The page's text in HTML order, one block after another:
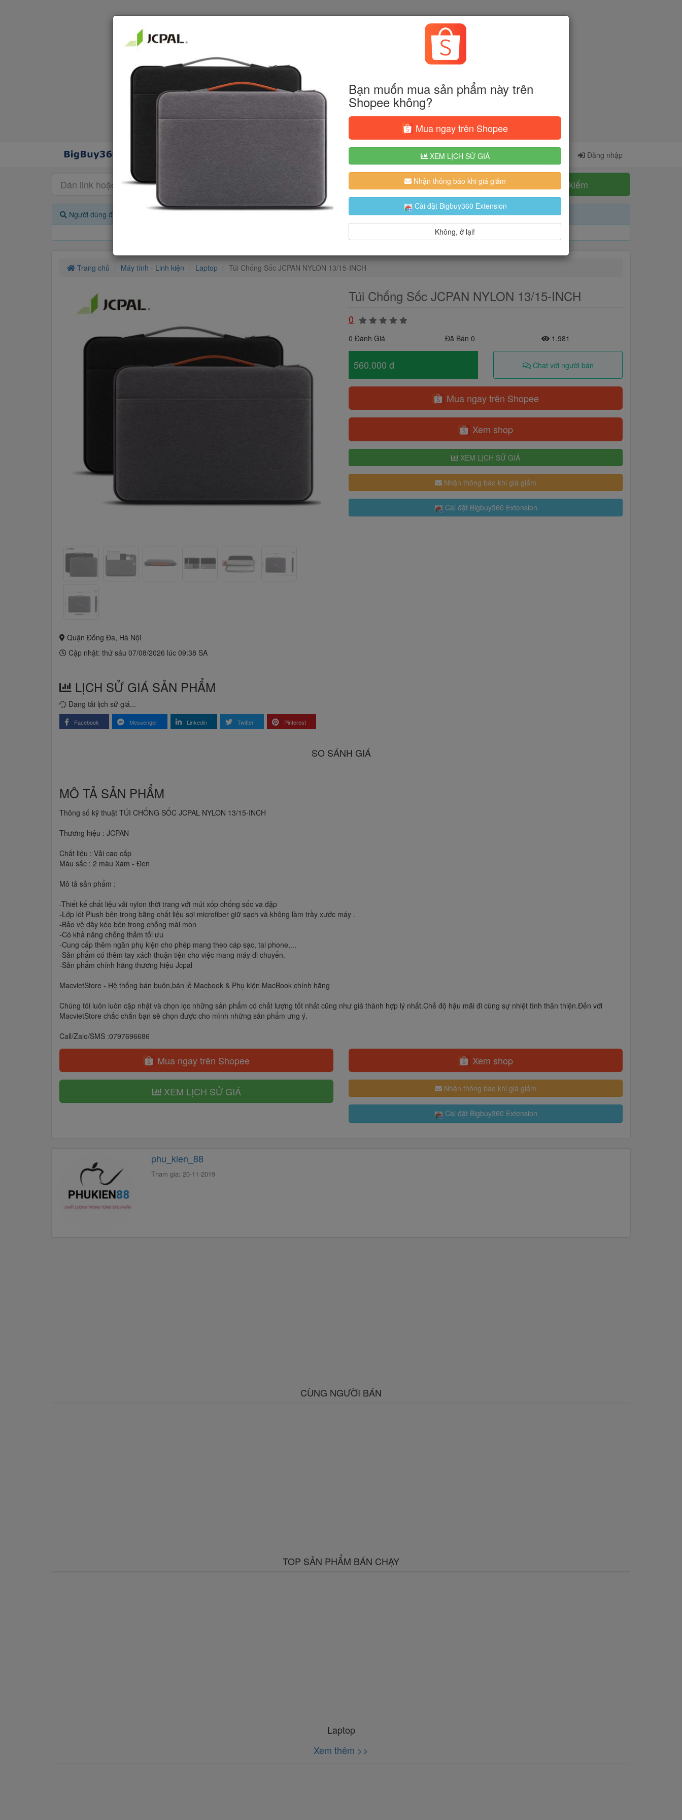
Cài đặt Extension Đăng nhập
Tìm kiếm
Người dùng đang quan tâm đến 🔥...
Trang chủ Máy tính - Linh kiện Laptop Túi Chống Sốc JCPAN NYLON 13/15-INCH
Túi Chống Sốc JCPAN NYLON 13/15-INCH
0
0 Đánh Giá Đã Bán 0 1.981
560.000 đ Chat với người bán
Mua ngay trên Shopee
Xem shop
XEM LỊCH SỬ GIÁ
Nhận thông báo khi giá giảm
Cài đặt Bigbuy360 Extension
Quận Đống Đa, Hà Nội
Cập nhật: thứ sáu 07/08/2026 lúc 09:38 SA
LỊCH SỬ GIÁ SẢN PHẨM
Đang tải lịch sử giá...
Facebook Messenger Linkedin Twitter Pinterest
SO SÁNH GIÁ
MÔ TẢ SẢN PHẨM
Thông số kỹ thuật TÚI CHỐNG SỐC JCPAL NYLON 13/15-INCH
Thương hiệu : JCPAN
Chất liệu : Vải cao cấp
Màu sắc : 2 màu Xám - Đen
Mô tả sản phẩm :
-Thiết kế chất liệu vải nylon thời trang với mút xốp chống sốc va đập
-Lớp lót Plush bên trong bằng chất liệu sợi microfiber giữ sạch và không làm trầy xước máy .
-Bảo vệ dây kéo bên trong chống mài mòn
-Có khả năng chống thấm tối ưu
-Cung cấp thêm ngăn phụ kiện cho phép mang theo cáp sạc, tai phone,...
-Sản phẩm có thêm tay xách thuận tiện cho việc mang máy di chuyển.
-Sản phẩm chính hãng thương hiệu Jcpal
MacvietStore - Hệ thống bán buôn,bán lẻ Macbook & Phụ kiện MacBook chính hãng
Chúng tôi luôn luôn cập nhật và chọn lọc những sản phẩm có chất lượng tốt nhất cũng như giá thành hợp lý nhất.Chế độ hậu mãi đi cùng sự nhiệt tình thân thiện.Đến với
MacvietStore chắc chắn bạn sẽ chọn được cho mình những sản phẩm ưng ý.
Call/Zalo/SMS :0797696686
Mua ngay trên Shopee Xem shop
XEM LỊCH SỬ GIÁ Nhận thông báo khi giá giảm
Cài đặt Bigbuy360 Extension
phu_kien_88
Tham gia: 20-11-2019
CÙNG NGƯỜI BÁN
TOP SẢN PHẨM BÁN CHẠY
Laptop
Xem thêm >>
Bạn muốn mua sản phẩm này trên
Shopee không?
Mua ngay trên Shopee
XEM LỊCH SỬ GIÁ
Nhận thông báo khi giá giảm
Cài đặt Bigbuy360 Extension
Không, ở lại!